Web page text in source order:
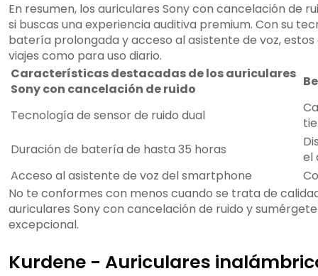
En resumen, los auriculares Sony con cancelación de
si buscas una experiencia auditiva premium. Con su
batería prolongada y acceso al asistente de voz,
viajes como para uso diario.
Características destacadas de los auriculares
Sony con cancelación de ruido
Tecnología de sensor de ruido dual
Duración de batería de hasta 35 horas
el
Acceso al asistente de voz del smartphone
No te conformes con menos cuando se trata de
auriculares Sony con cancelación de ruido y
excepcional.
Kurdene - Auriculares